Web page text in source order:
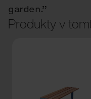
garden.”
Produkty v